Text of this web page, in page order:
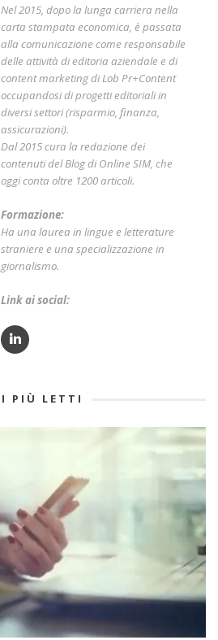
Nel 2015, dopo la lunga carriera nella
carta stampata economica, è passata
alla comunicazione come responsabile
delle attività di editoria aziendale e di
content marketing di Lob Pr+Content
occupandosi di progetti editoriali in
diversi settori (risparmio, finanza,
assicurazioni).
Dal 2015 cura la redazione dei
contenuti del Blog di Online SIM, che
oggi conta oltre 1200 articoli.
Formazione:
Ha una laurea in lingue e letterature
straniere e una specializzazione in
giornalismo.
Link ai social:
I PIÙ LETTI